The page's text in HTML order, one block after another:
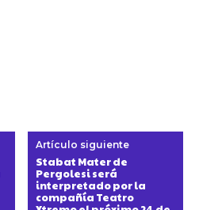
Artículo siguiente
Stabat Mater de
Pergolesi será
interpretado por la
compañía Teatro